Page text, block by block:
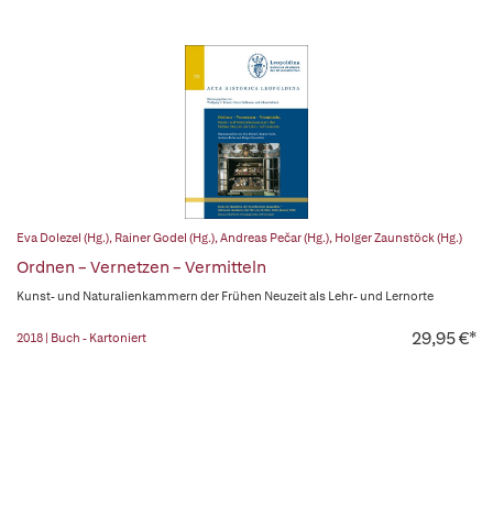
Eva Dolezel (Hg.), Rainer Godel (Hg.),Andreas Pečar (Hg.), Holger Zaunstöck (Hg.)
Ordnen – Vernetzen – Vermitteln
Kunst- und Naturalienkammern der Frühen Neuzeit als Lehr- und Lernorte
2018 | Buch - Kartoniert 29,95 €*